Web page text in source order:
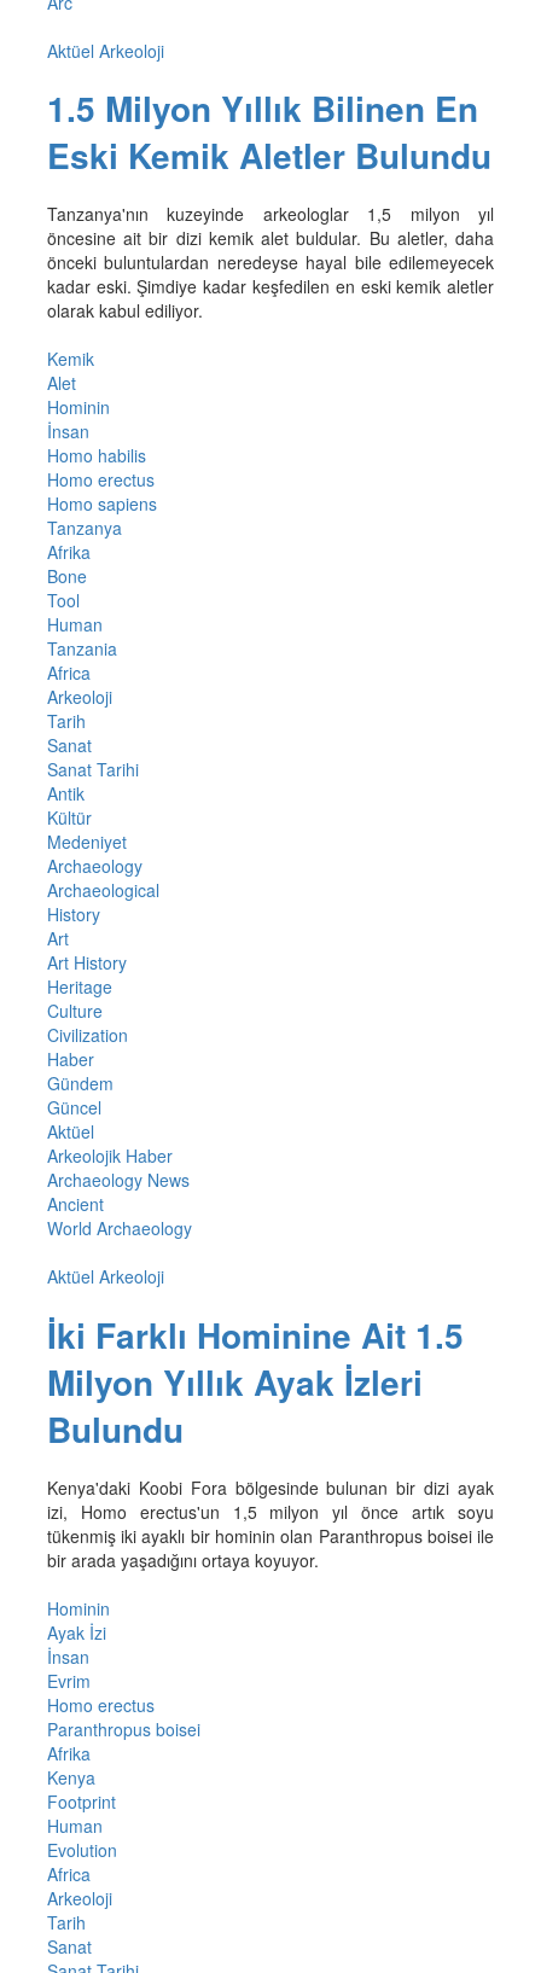
Aktüel Arkeoloji
1.5 Milyon Yıllık Bilinen En
Eski Kemik Aletler Bulundu
Tanzanya'nın kuzeyinde arkeologlar 1,5 milyon yıl
öncesine ait bir dizi kemik alet buldular. Bu aletler, daha
önceki buluntulardan neredeyse hayal bile edilemeyecek
kadar eski. Şimdiye kadar keşfedilen en eski kemik aletler
olarak kabul ediliyor.
Kemik
Alet
Hominin
İnsan
Homo habilis
Homo erectus
Homo sapiens
Tanzanya
Afrika
Bone
Tool
Human
Tanzania
Africa
Arkeoloji
Tarih
Sanat
Sanat Tarihi
Antik
Kültür
Medeniyet
Archaeology
Archaeological
History
Art
Art History
Heritage
Culture
Civilization
Haber
Gündem
Güncel
Aktüel
Arkeolojik Haber
Archaeology News
Ancient
World Archaeology
Aktüel Arkeoloji
İki Farklı Hominine Ait 1.5
Milyon Yıllık Ayak İzleri
Bulundu
Kenya'daki Koobi Fora bölgesinde bulunan bir dizi ayak
izi, Homo erectus'un 1,5 milyon yıl önce artık soyu
tükenmiş iki ayaklı bir hominin olan Paranthropus boisei ile
bir arada yaşadığını ortaya koyuyor.
Hominin
Ayak İzi
İnsan
Evrim
Homo erectus
Paranthropus boisei
Afrika
Kenya
Footprint
Human
Evolution
Africa
Arkeoloji
Tarih
Sanat